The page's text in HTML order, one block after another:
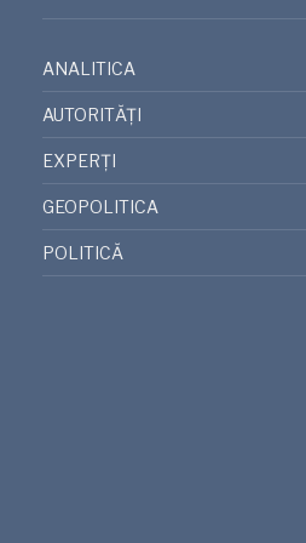
ANALITICA
AUTORITĂȚI
EXPERȚI
GEOPOLITICA
POLITICĂ